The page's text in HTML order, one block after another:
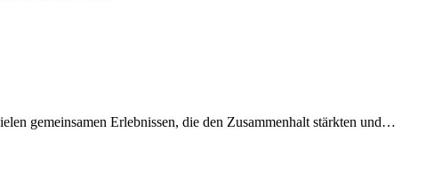
gemeinsamen Erlebnissen, die den Zusammenhalt stärkten und…